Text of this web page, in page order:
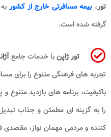
تور،بیمه مسافرتی خارج از کشور
گرفته شده است.
تور ژاپنبا خدمات جامع
تجربه‌ های فرهنگی متنوع را برای
باکیفیت، برنامه‌ های بازدید
را به گزینه‌ ای مطمئن و جذاب
کننده و مردمی مهمان‌ نواز،